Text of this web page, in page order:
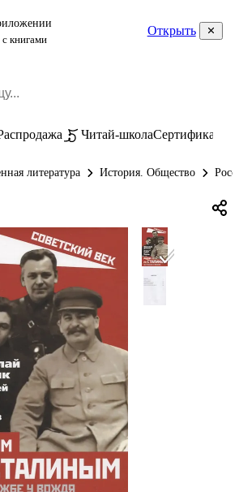
книгами
Открыть
Читай-школаСертификаты
литература История. Общество